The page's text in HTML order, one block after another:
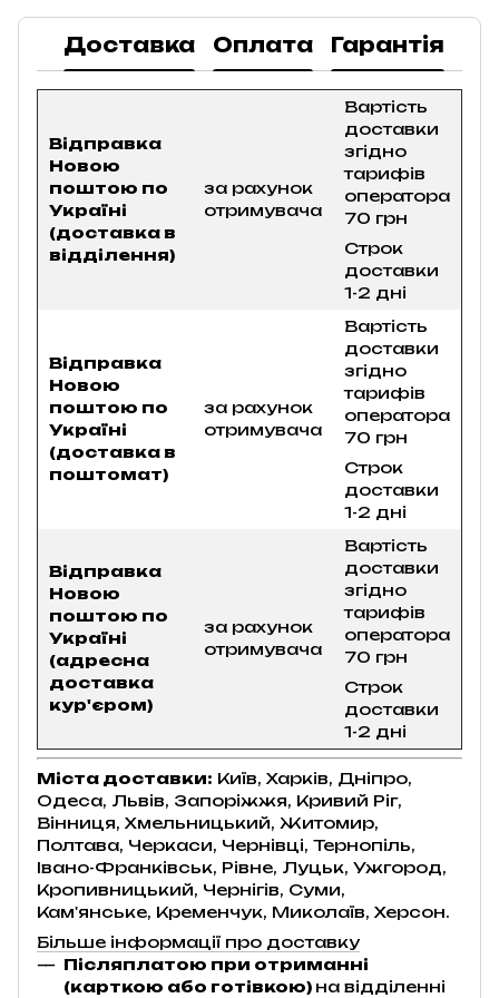
Доставка Оплата Гарантія
Відправка
Новою
поштою по
Україні
(доставка в
відділення)
за рахунок
отримувача
Вартість
доставки
згідно
тарифів
оператора
70 грн
Строк
доставки
1-2 дні
Відправка
Новою
поштою по
Україні
(доставка в
поштомат)
за рахунок
отримувача
Вартість
доставки
згідно
тарифів
оператора
70 грн
Строк
доставки
1-2 дні
Відправка
Новою
поштою по
Україні
(адресна
доставка
кур'єром)
за рахунок
отримувача
Вартість
доставки
згідно
тарифів
оператора
70 грн
Строк
доставки
1-2 дні
Міста доставки: Київ, Харків, Дніпро,
Одеса, Львів, Запоріжжя, Кривий Ріг,
Вінниця, Хмельницький, Житомир,
Полтава, Черкаси, Чернівці, Тернопіль,
Івано-Франківськ, Рівне, Луцьк, Ужгород,
Кропивницький, Чернігів, Суми,
Кам'янське, Кременчук, Миколаїв, Херсон.
Більше інформації про доставку
Післяплатою при отриманні
(карткою або готівкою) на відділенні